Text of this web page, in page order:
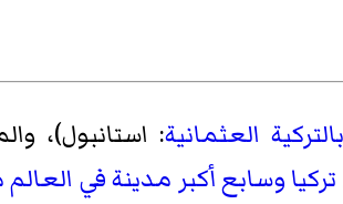
العثمانية: استانبول)،
تركيا وسابع أكبر مدينة في